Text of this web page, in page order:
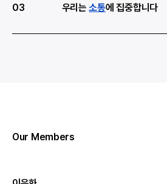
연구하고, 이러한 문제를 해결
실질적인 변화를 확인할 수 있
빅데이터 분석 등 다양한 방법
03 우리는소통에 집중합니다
중시합니다.
Our Members